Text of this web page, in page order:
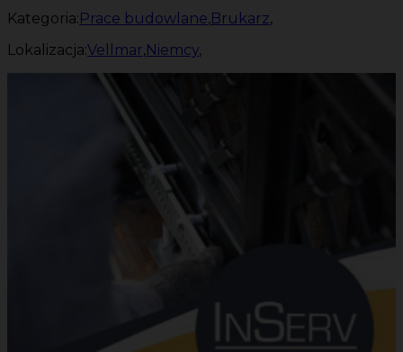
Kategoria:Prace budowlane,Brukarz,
Lokalizacja:Vellmar,Niemcy,